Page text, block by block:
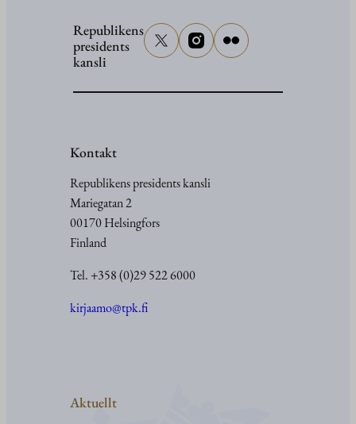
Republikens
presidents
kansli
Kontakt
Republikens presidents kansli
Mariegatan 2
00170 Helsingfors
Finland
Tel. +358 (0)29 522 6000
kirjaamo@tpk.fi
Aktuellt